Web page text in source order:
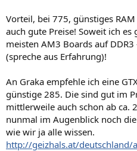
Vorteil, bei 775, günstiges
auch gute Preise! Soweit ich es
meisten AM3 Boards auf
(spreche aus Erfahrung)!
An Graka empfehle ich eine
günstige 285. Die sind gut im
mittlerweile auch schon ab ca.
nunmal im Augenblick noch
wie wir ja alle wissen.
http://geizhals.at/deutschland/